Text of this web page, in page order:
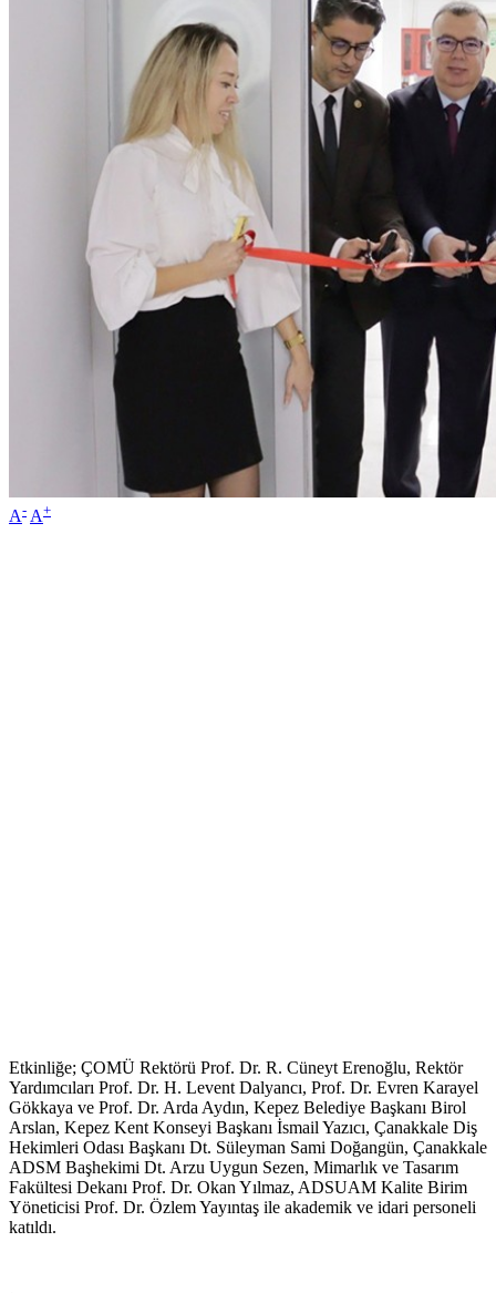
A- A+
Etkinliğe; ÇOMÜ Rektörü Prof. Dr. R. Cüneyt Erenoğlu, Rektör
Yardımcıları Prof. Dr. H. Levent Dalyancı, Prof. Dr. Evren Karayel
Gökkaya ve Prof. Dr. Arda Aydın, Kepez Belediye Başkanı Birol
Arslan, Kepez Kent Konseyi Başkanı İsmail Yazıcı, Çanakkale Diş
Hekimleri Odası Başkanı Dt. Süleyman Sami Doğangün, Çanakkale
ADSM Başhekimi Dt. Arzu Uygun Sezen, Mimarlık ve Tasarım
Fakültesi Dekanı Prof. Dr. Okan Yılmaz, ADSUAM Kalite Birim
Yöneticisi Prof. Dr. Özlem Yayıntaş ile akademik ve idari personeli
katıldı.